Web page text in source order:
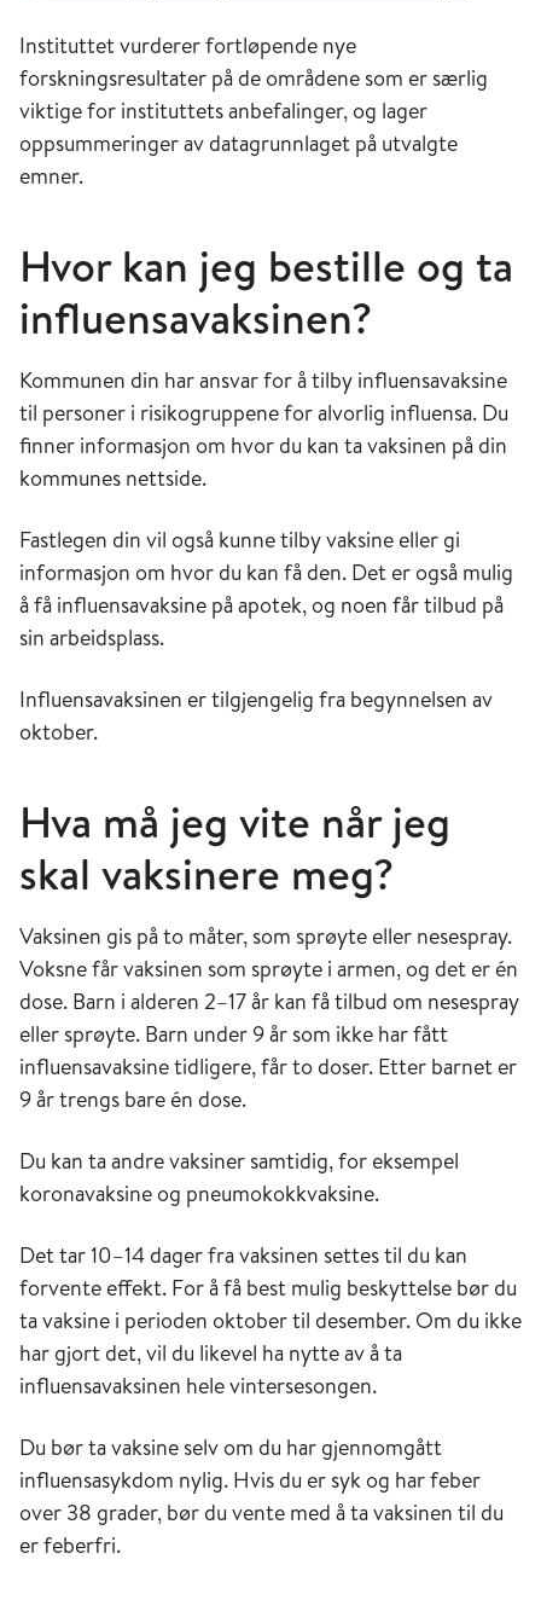
Instituttet vurderer fortløpende nye
forskningsresultater på de områdene som er særlig
viktige for instituttets anbefalinger, og lager
oppsummeringer av datagrunnlaget på utvalgte
emner.
Hvor kan jeg bestille og ta
influensavaksinen?
Kommunen din har ansvar for å tilby influensavaksine
til personer i risikogruppene for alvorlig influensa. Du
finner informasjon om hvor du kan ta vaksinen på din
kommunes nettside.
Fastlegen din vil også kunne tilby vaksine eller gi
informasjon om hvor du kan få den. Det er også mulig
å få influensavaksine på apotek, og noen får tilbud på
sin arbeidsplass.
Influensavaksinen er tilgjengelig fra begynnelsen av
oktober.
Hva må jeg vite når jeg
skal vaksinere meg?
Vaksinen gis på to måter, som sprøyte eller nesespray.
Voksne får vaksinen som sprøyte i armen, og det er én
dose. Barn i alderen 2–17 år kan få tilbud om nesespray
eller sprøyte. Barn under 9 år som ikke har fått
influensavaksine tidligere, får to doser. Etter barnet er
9 år trengs bare én dose.
Du kan ta andre vaksiner samtidig, for eksempel
koronavaksine og pneumokokkvaksine.
Det tar 10–14 dager fra vaksinen settes til du kan
forvente effekt. For å få best mulig beskyttelse bør du
ta vaksine i perioden oktober til desember. Om du ikke
har gjort det, vil du likevel ha nytte av å ta
influensavaksinen hele vintersesongen.
Du bør ta vaksine selv om du har gjennomgått
influensasykdom nylig. Hvis du er syk og har feber
over 38 grader, bør du vente med å ta vaksinen til du
er feberfri.